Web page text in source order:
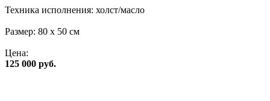
Техника исполнения: холст/масло
Размер: 80 x 50 см
Цена:
125 000 руб.